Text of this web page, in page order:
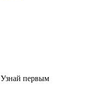
Узнай первым